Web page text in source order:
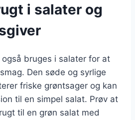
i salater og
bruges i salater for at
Den søde og syrlige
friske grøntsager og kan
til en simpel salat. Prøv at
til en grøn salat med